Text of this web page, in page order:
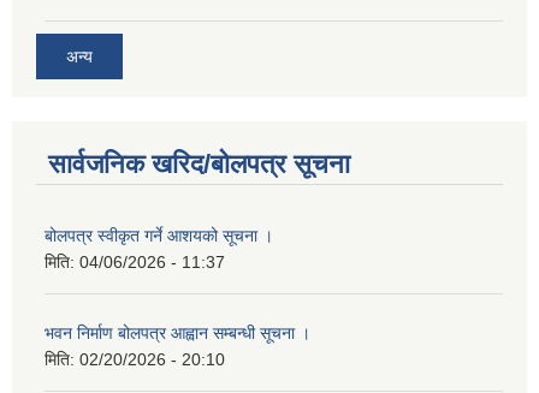
अन्य
सार्वजनिक खरिद/बोलपत्र सूचना
बोलपत्र स्वीकृत गर्ने आशयको सूचना ।
मिति: 04/06/2026 - 11:37
भवन निर्माण बोलपत्र आह्वान सम्बन्धी सूचना ।
मिति: 02/20/2026 - 20:10